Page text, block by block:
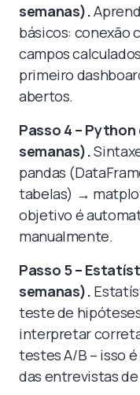
semanas).
básicos: conexão
campos
primeiro
abertos.
Passo 4 –
semanas).
pandas
tabelas) →
objetivo é
manualmente.
Passo 5 –
semanas).
teste de
interpretar
testes A/B – isso
das entrevistas